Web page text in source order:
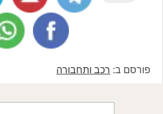
פורסם ב: רכב ותחבורה